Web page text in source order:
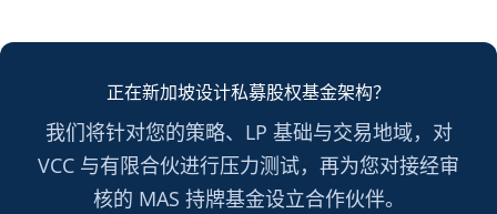
正在新加坡设计私募股权基金架构？
我们将针对您的策略、LP 基础与交易地域，对
VCC 与有限合伙进行压力测试，再为您对接经审
核的 MAS 持牌基金设立合作伙伴。